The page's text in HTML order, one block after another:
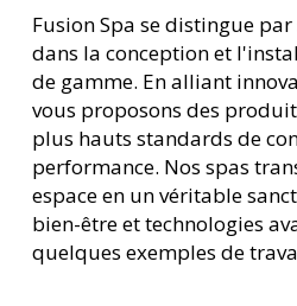
Fusion Spa se distingue
dans la conception et
de gamme. En alliant
vous proposons des
plus hauts standards de
performance. Nos spas
espace en un véritable
bien-être et technologies
quelques exemples de